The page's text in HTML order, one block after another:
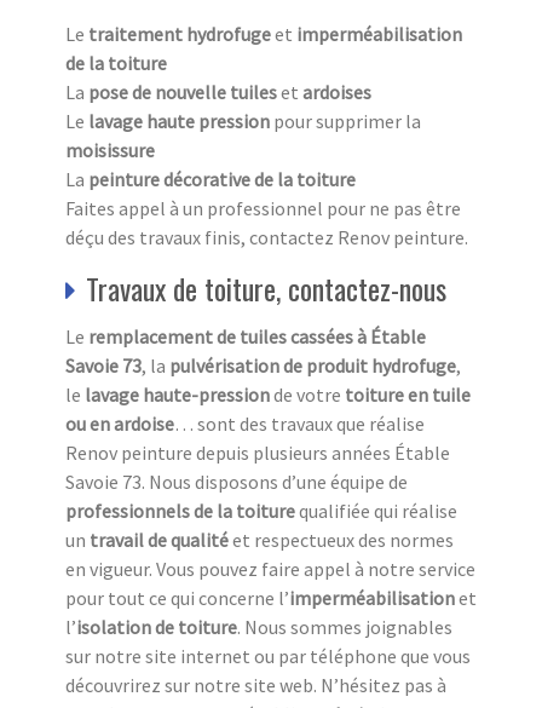
Le traitement hydrofugeet imperméabilisation
de la toiture
La pose de nouvelle tuileset ardoises
Le lavage haute pression pour supprimer la
moisissure
La peinture décorative de la toiture
Faites appel à un professionnel pour ne pas être
déçu des travaux finis, contactez Renov peinture.
Travaux de toiture, contactez-nous
Le remplacement de tuiles cassées à Étable
Savoie 73, la pulvérisation de produit hydrofuge,
le lavage haute-pressionde votre toiture en tuile
ou en ardoise… sont des travaux que réalise
Renov peinture depuis plusieurs années Étable
Savoie 73. Nous disposons d’une équipe de
professionnels de la toiturequalifiée qui réalise
un travail de qualitéet respectueux des normes
en vigueur. Vous pouvez faire appel à notre service
pour tout ce qui concerne l’imperméabilisationet
l’isolationde toiture. Nous sommes joignables
sur notre site internet ou par téléphone que vous
découvrirez sur notre site web. N’hésitez pas à